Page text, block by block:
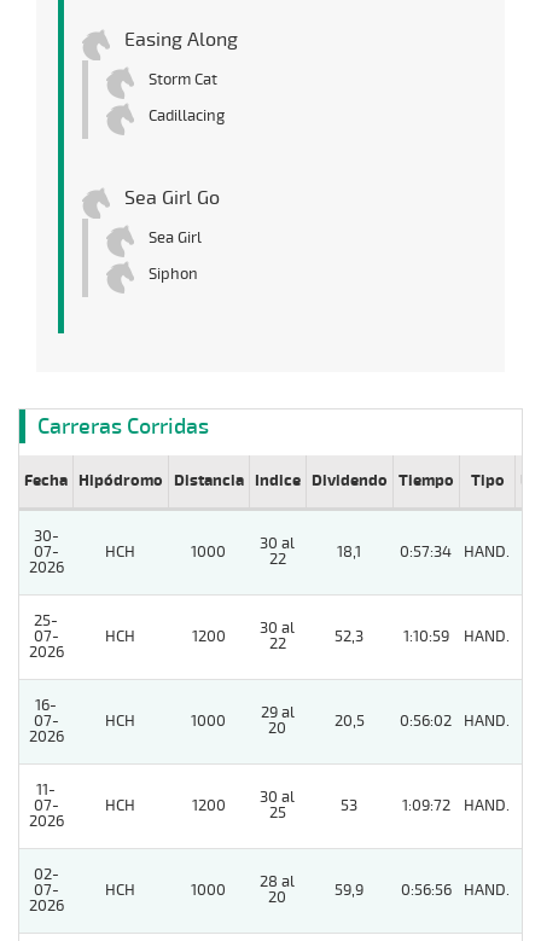
Easing Along
Storm Cat
Cadillacing
Sea Girl Go
Sea Girl
Siphon
Carreras Corridas
Fecha Hipódromo Distancia Indice Dividendo Tiempo Tipo Lº
30-
07-
2026
HCH 1000
30 al
22
18,1 0:57:34 HAND.
25-
07-
2026
HCH 1200
30 al
22
52,3 1:10:59 HAND.
16-
07-
2026
HCH 1000
29 al
20
20,5 0:56:02 HAND.
11-
07-
2026
HCH 1200
30 al
25
53 1:09:72 HAND.
02-
07-
2026
HCH 1000
28 al
20
59,9 0:56:56 HAND.